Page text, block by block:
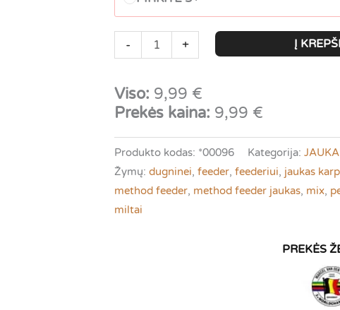
-
produkto
kiekis:
Method
Mix
|
Peletes
PVA
sistemai
+ Į
Viso: 9,99 €
Prekės kaina: 9,99 €
Produkto kodas: *00096 Kategorija:
Žymų: dugninei feeder, feederiui jaukas
method feeder, method feeder jaukas, mix,
miltai